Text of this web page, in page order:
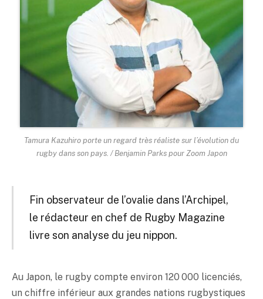
Tamura Kazuhiro porte un regard très réaliste sur l’évolution du
rugby dans son pays. / Benjamin Parks pour Zoom Japon
Fin observateur de l’ovalie dans l’Archipel,
le rédacteur en chef de Rugby Magazine
livre son analyse du jeu nippon.
Au Japon, le rugby compte environ 120 000 licenciés,
un chiffre inférieur aux grandes nations rugbystiques